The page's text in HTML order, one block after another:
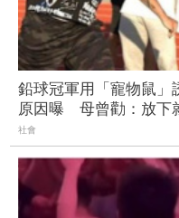
鉛球冠軍用「寵物鼠」
原因曝 母曾勸：放下
社會